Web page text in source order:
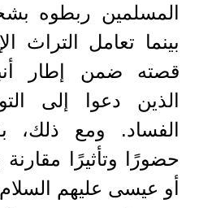
المسلمين ربطوه
بينما تعامل التراث
قصته ضمن إطار
الذين دعوا إلى
الفساد. ومع ذلك،
حضورًا وتأثيرًا
أو عيسى عليهم